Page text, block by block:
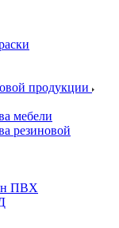
продукции
мебели
резиновой
ПВХ